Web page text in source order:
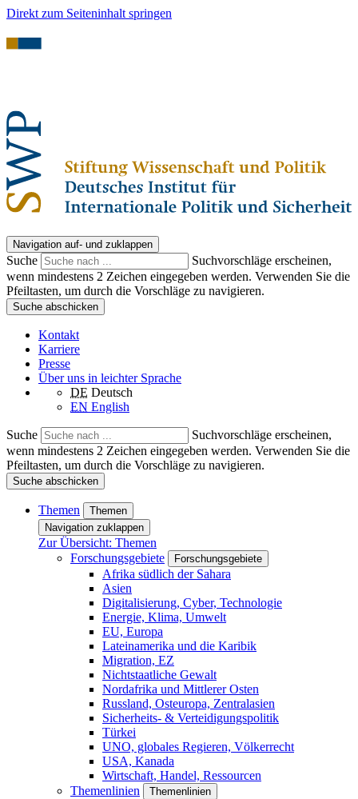
Direkt zum Seiteninhalt springen
Navigation auf- und zuklappen
Suche
Suchvorschläge erscheinen,
wenn mindestens 2 Zeichen eingegeben werden. Verwenden Sie die
Pfeiltasten, um durch die Vorschläge zu navigieren.
Suche abschicken
Kontakt
Karriere
Presse
Über uns in leichter Sprache
DE Deutsch
EN English
Suche
Suchvorschläge erscheinen,
wenn mindestens 2 Zeichen eingegeben werden. Verwenden Sie die
Pfeiltasten, um durch die Vorschläge zu navigieren.
Suche abschicken
Themen
Themen
Navigation zuklappen
Zur Übersicht: Themen
Forschungsgebiete
Forschungsgebiete
Afrika südlich der Sahara
Asien
Digitalisierung, Cyber, Technologie
Energie, Klima, Umwelt
EU, Europa
Lateinamerika und die Karibik
Migration, EZ
Nichtstaatliche Gewalt
Nordafrika und Mittlerer Osten
Russland, Osteuropa, Zentralasien
Sicherheits- & Verteidigungspolitik
Türkei
UNO, globales Regieren, Völkerrecht
USA, Kanada
Wirtschaft, Handel, Ressourcen
Themenlinien
Themenlinien